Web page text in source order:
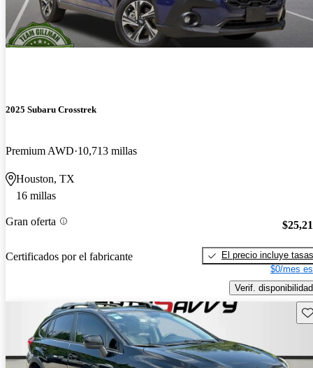
2025 Subaru Crosstrek
Premium AWD 10,713 millas
Houston, TX
16 millas
Gran oferta
Certificados por el fabricante
El precio incluye tasas
$0/mes
Verif. disponibilidad